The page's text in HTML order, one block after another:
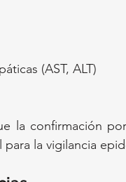
(AST, ALT)
la confirmación
la vigilancia